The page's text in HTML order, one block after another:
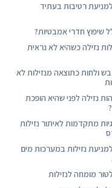
רטיבות בעתיד
שיפוץ חדרי אמבטיות?
נזילה כשהיא לא נראית
ולחות כתוצאה מנזילות לא
נזילה לפני שהיא הופכת
מתקדמות לאיתור נזילות
נזילות במערכות מים
מומחה לנזילות